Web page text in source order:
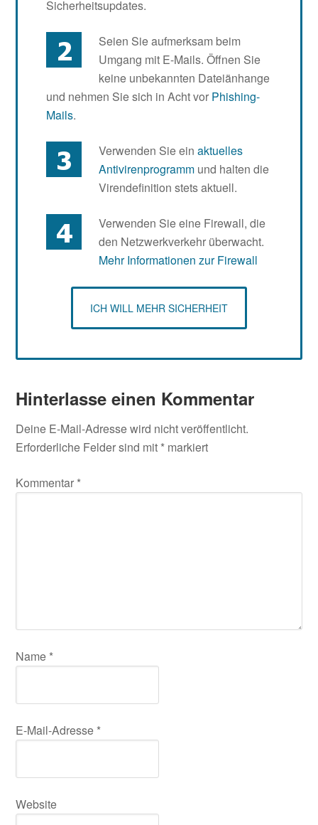
Sicherheitsupdates.
Seien Sie aufmerksam beim
Umgang mit E-Mails. Öffnen Sie
keine unbekannten Dateiänhange
und nehmen Sie sich in Acht vor Phishing-
Mails.
Verwenden Sie einaktuelles
Antivirenprogramm und halten die
Virendefinition stets aktuell.
Verwenden Sie eine Firewall, die
den Netzwerkverkehr überwacht.
Mehr Informationen zur Firewall
ICH WILL MEHR SICHERHEIT
Hinterlasse einen Kommentar
Deine E-Mail-Adresse wird nicht veröffentlicht.
Erforderliche Felder sind mit * markiert
Kommentar *
Name *
E-Mail-Adresse *
Website